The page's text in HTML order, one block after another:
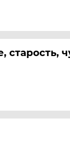
старость,